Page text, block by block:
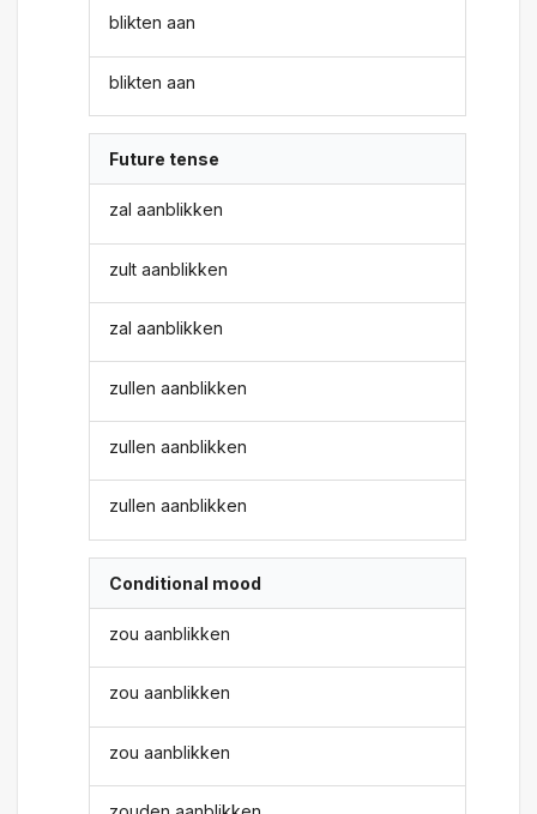
blikten aan
blikten aan
Future tense
zal aanblikken
zult aanblikken
zal aanblikken
zullen aanblikken
zullen aanblikken
zullen aanblikken
Conditional mood
zou aanblikken
zou aanblikken
zou aanblikken